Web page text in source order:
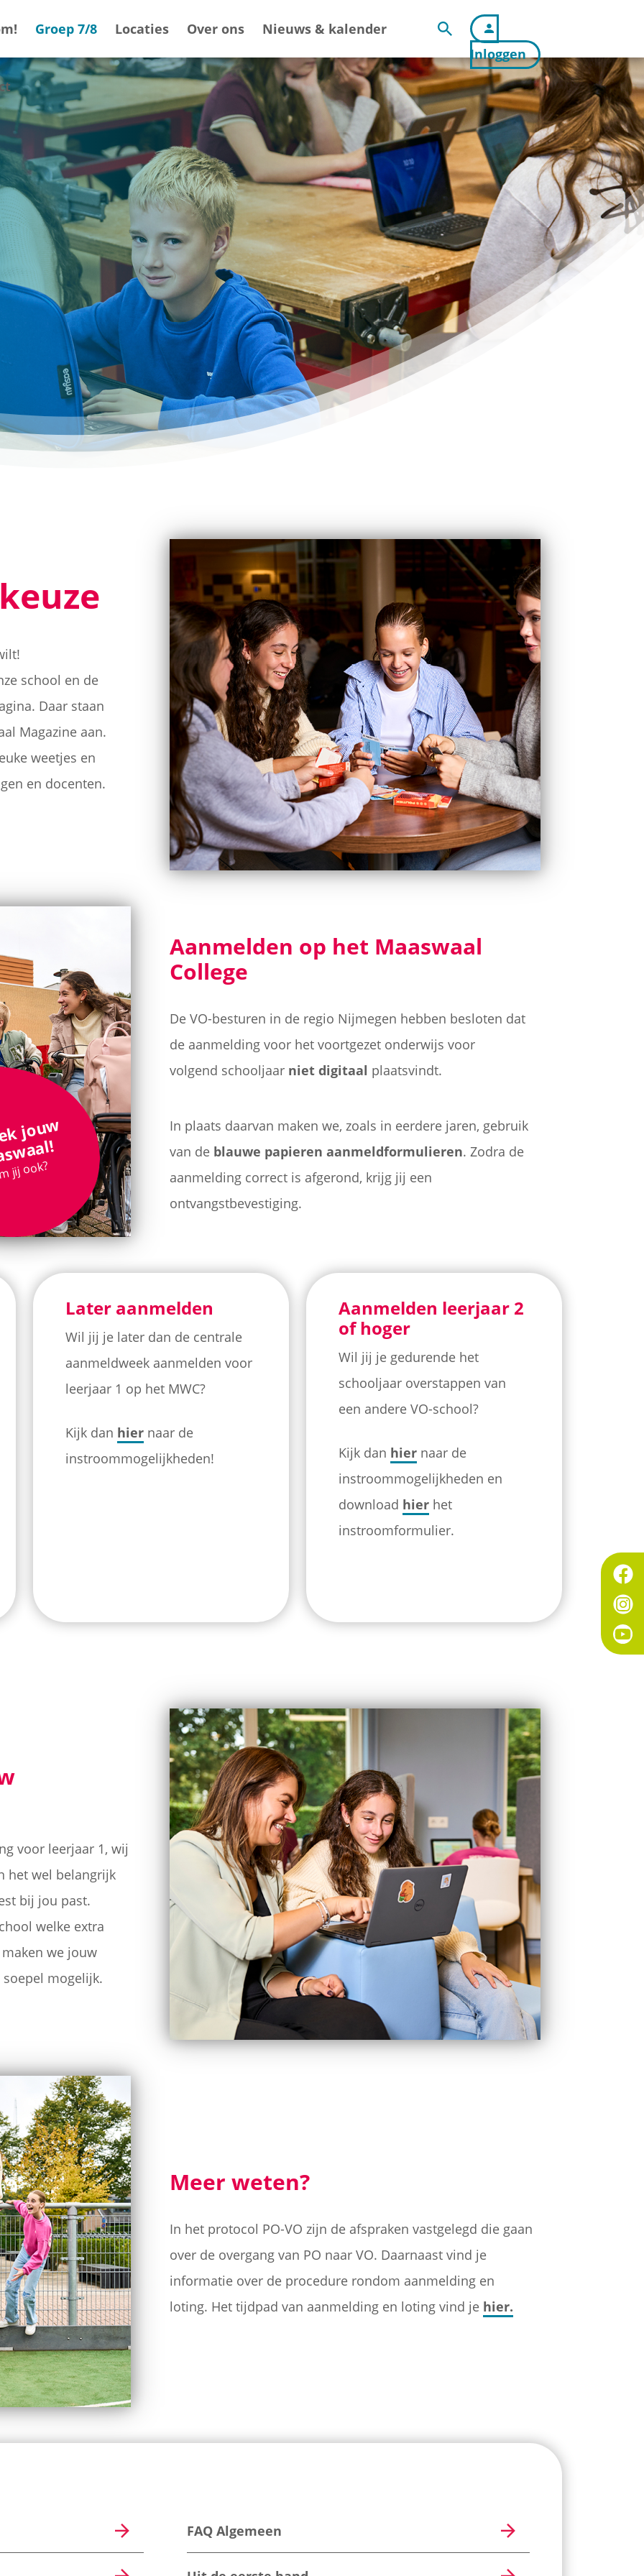
Groep 7/8 Locaties Over ons Nieuws & kalender
Inloggen
school en de
Daar staan
Magazine aan.
weetjes en
en docenten.
j
jij ook?
Aanmelden op het Maaswaal
College
De VO-besturen in de regio Nijmegen hebben besloten dat
de aanmelding voor het voortgezet onderwijs voor
volgend schooljaar niet digitaal plaatsvindt.
In plaats daarvan maken we, zoals in eerdere jaren, gebruik
van de blauwe papieren aanmeldformulieren. Zodra de
aanmelding correct is afgerond, krijg jij een
ontvangstbevestiging.
Later aanmelden
Wil jij je later dan de centrale
aanmeldweek aanmelden voor
leerjaar 1 op het MWC?
Kijk dan hier naar de
instroommogelijkheden!
Aanmelden leerjaar 2
of hoger
Wil jij je gedurende het
schooljaar overstappen van
een andere VO-school?
Kijk dan hier naar de
instroommogelijkheden en
download hier het
instroomformulier.
voor leerjaar 1, wij
het wel belangrijk
bij jou past.
welke extra
we jouw
mogelijk.
Meer weten?
In het protocol PO-VO zijn de afspraken vastgelegd die gaan
over de overgang van PO naar VO. Daarnaast vind je
informatie over de procedure rondom aanmelding en
loting. Het tijdpad van aanmelding en loting vind je hier.
FAQ Algemeen